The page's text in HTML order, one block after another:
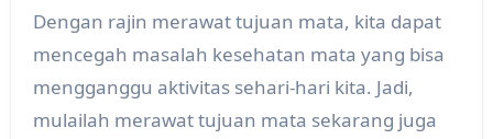
Dengan rajin merawat tujuan mata, kita dapat
mencegah masalah kesehatan mata yang bisa
mengganggu aktivitas sehari-hari kita. Jadi,
mulailah merawat tujuan mata sekarang juga